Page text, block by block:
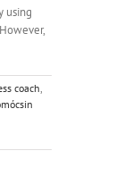
using
coach